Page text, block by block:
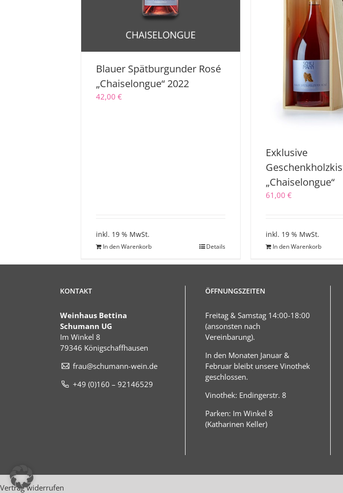
Blauer Spätburgunder Rosé
„Chaiselongue“ 2022
42,00€
inkl. 19 % MwSt.
In den Warenkorb Details
Exklusive
„Chaiselongue“
61,00€
inkl. 19 % MwSt.
In den Warenkorb
KONTAKT
Weinhaus Bettina
Schumann UG
Im Winkel 8
79346 Königschaffhausen
frau@schumann-wein.de
+49 (0)160 – 92146529
ÖFFNUNGSZEITEN
Freitag & Samstag 14:00-18:00
(ansonsten nach
Vereinbarung).
In den Monaten Januar &
Februar bleibt unsere Vinothek
geschlossen.
Vinothek: Endingerstr. 8
Parken: Im Winkel 8
(Katharinen Keller)
Vertrag widerrufen